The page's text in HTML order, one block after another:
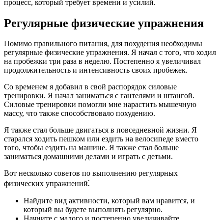
процесс, который требует времени и усилий.
Регулярные физические упражнения
Помимо правильного питания, для похудения необходимы
регулярные физические упражнения. Я начал с того, что ходил
на пробежки три раза в неделю. Постепенно я увеличивал
продолжительность и интенсивность своих пробежек.
Со временем я добавил в свой распорядок силовые
тренировки. Я начал заниматься с гантелями и штангой.
Силовые тренировки помогли мне нарастить мышечную
массу, что также способствовало похудению.
Я также стал больше двигаться в повседневной жизни. Я
старался ходить пешком или ездить на велосипеде вместо
того, чтобы ездить на машине. Я также стал больше
заниматься домашними делами и играть с детьми.
Вот несколько советов по выполнению регулярных
физических упражнений⁚
Найдите вид активности, который вам нравится, и
который вы будете выполнять регулярно.